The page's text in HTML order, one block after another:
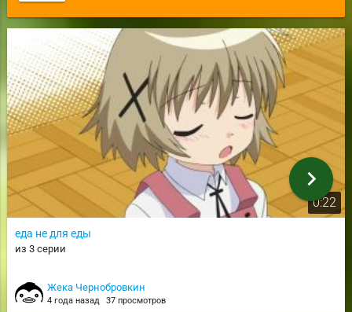
0:22
еда не для еды
из 3 серии
Жека Чернобровкин
4 года назад 37 просмотров
chevron_right